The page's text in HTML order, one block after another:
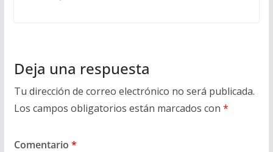
Deja una respuesta
Tu dirección de correo electrónico no será publicada.
Los campos obligatorios están marcados con *
Comentario *